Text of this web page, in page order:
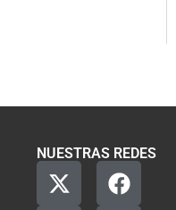
NUESTRAS REDES